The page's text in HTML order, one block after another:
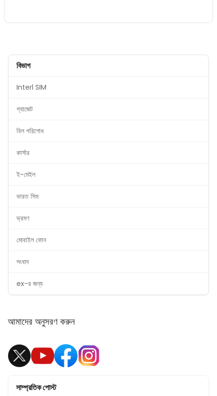
বিভাগ
Interl SIM
গ্যাজেট
বিল পরিশোধ
কার্সার
ই-মেইল
ভারত সিম
ভ্রমণ
মোবাইল ফোন
সংবাদ
ex-র জন্য
আমাদের অনুসরণ করুন
সাম্প্রতিক পোস্ট